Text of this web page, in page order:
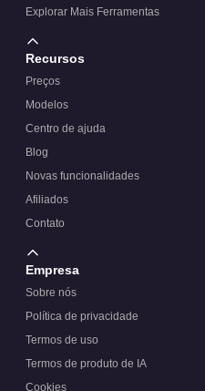
Explorar Mais Ferramentas
Recursos
Preços
Modelos
Centro de ajuda
Blog
Novas funcionalidades
Afiliados
Contato
Empresa
Sobre nós
Política de privacidade
Termos de uso
Termos de produto de IA
Cookies